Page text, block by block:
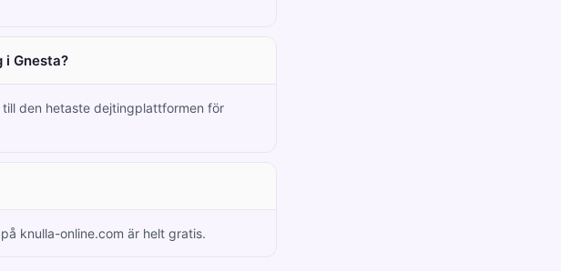
i Gnesta?
den hetaste dejtingplattformen för
knulla-online.com är helt gratis.